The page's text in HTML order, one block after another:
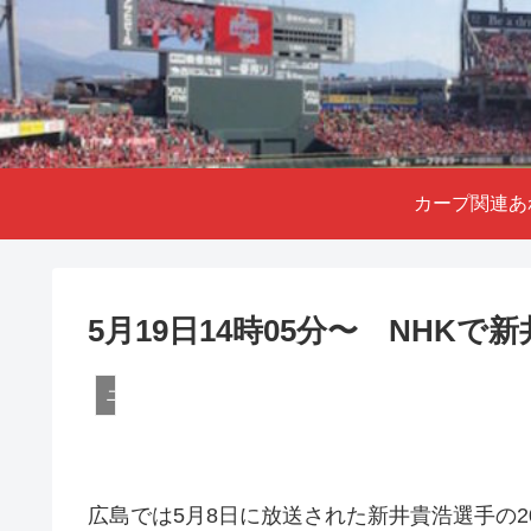
カープ関連
5月19日14時05分〜 NHKで新
ニュース
広島では5月8日に放送された新井貴浩選手の